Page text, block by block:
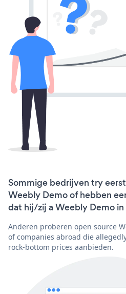
Sommige bedrijven try
Weebly Demo of hebben
dat hij/zij a Weebly Demo
Anderen proberen open source
of companies abroad die
rock-bottom prices aanbieden.